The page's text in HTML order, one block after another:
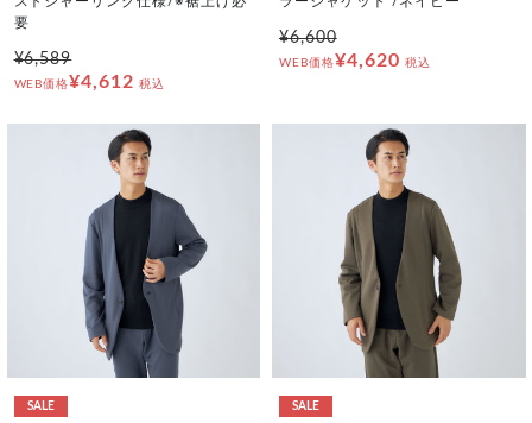
要
¥6,589
WEB価格¥4,612 税込
¥6,600
WEB価格¥4,620 税込
SALE SALE